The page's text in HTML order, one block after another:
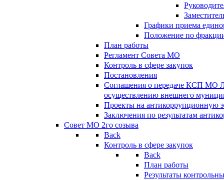
Графики приема
Положение по
План работы
Регламент Совета МО
Контроль в сфере закупок
Постановления
Соглашения о передаче КСП МО
осуществлению внешнего
Проекты на антикоррупционную
Заключения по результатам
Совет МО 2го созыва
Back
Контроль в сфере закупок
Back
План работы
Результаты